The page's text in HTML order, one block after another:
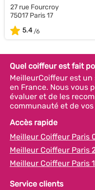
27 rue Fourcroy
75017 Paris 17
5.4
Quel coiffeur est fait
MeilleurCoiffeur est
en France. Nous vous
évaluer et de les
communauté et de vos
Accès rapide
Meilleur Coiffeur Paris
Meilleur Coiffeur Paris
Meilleur Coiffeur Paris
Service clients